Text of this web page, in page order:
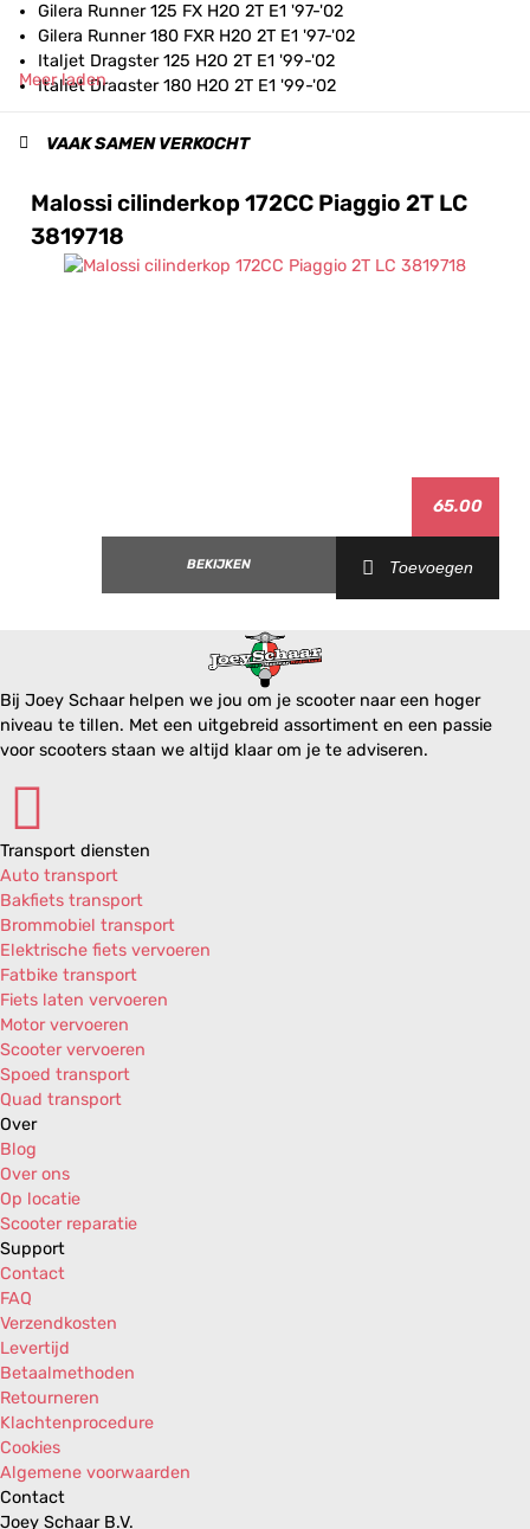
Gilera Runner 125 FX H2O 2T E1 '97-'02
Gilera Runner 180 FXR H2O 2T E1 '97-'02
Italjet Dragster 125 H2O 2T E1 '99-'02
Italjet Dragster 180 H2O 2T E1 '99-'02
Piaggio Hexagon 150 H2O 2T '94-'98
Piaggio Skipper 125 AIR 2T '94-'97
Piaggio Skipper 150 AIR 2T '94-'97
Piaggio Skipper LX 125 AIR 2T E1 '98-'99
Meer laden
VAAK SAMEN VERKOCHT
Malossi cilinderkop 172CC Piaggio 2T LC
3819718
65.00
BEKIJKEN Toevoegen
Bij Joey Schaar helpen we jou om je scooter naar een hoger
niveau te tillen. Met een uitgebreid assortiment en een passie
voor scooters staan we altijd klaar om je te adviseren.
Transport diensten
Auto transport
Bakfiets transport
Brommobiel transport
Elektrische fiets vervoeren
Fatbike transport
Fiets laten vervoeren
Motor vervoeren
Scooter vervoeren
Spoed transport
Quad transport
Over
Blog
Over ons
Op locatie
Scooter reparatie
Support
Contact
FAQ
Verzendkosten
Levertijd
Betaalmethoden
Retourneren
Klachtenprocedure
Cookies
Algemene voorwaarden
Contact
Joey Schaar B.V.